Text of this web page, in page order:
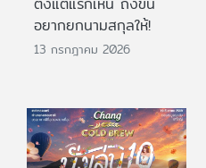
อยากยกนามสกุลให้!
13 กรกฎาคม 2026